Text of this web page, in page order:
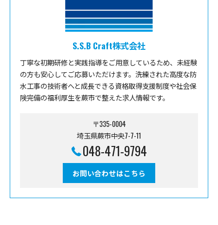
S.S.B Craft株式会社
丁寧な初期研修と実践指導をご用意しているため、未経験
の方も安心してご応募いただけます。洗練された高度な防
水工事の技術者へと成長できる資格取得支援制度や社会保
険完備の福利厚生を蕨市で整えた求人情報です。
〒335-0004
埼玉県蕨市中央7-7-11
048-471-9794
お問い合わせはこちら